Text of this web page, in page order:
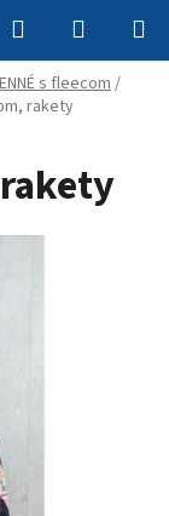
Hľadať
KOŠÍK
s fleecom/
rakety